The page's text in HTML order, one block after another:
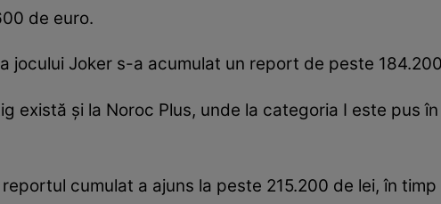
de euro.
jocului Joker s-a acumulat un report de peste
există și la Noroc Plus, unde la categoria I este pus
cumulat a ajuns la peste 215.200 de lei, în